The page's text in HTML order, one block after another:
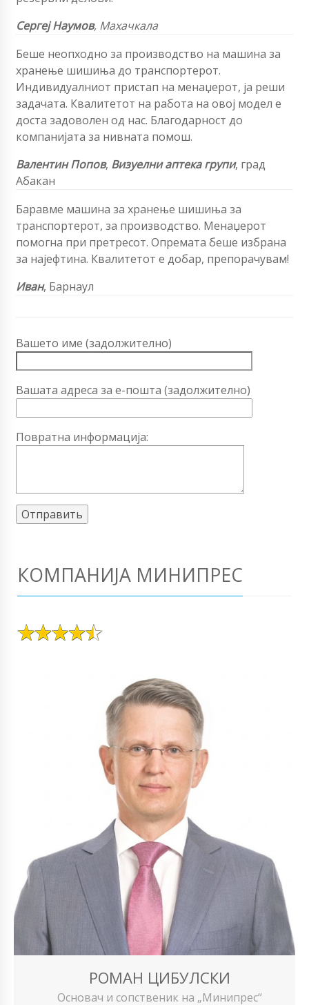
Сергеј Наумов, Махачкала
Беше неопходно за производство на машина за
хранење шишиња до транспортерот.
Индивидуалниот пристап на менаџерот, ја реши
задачата. Квалитетот на работа на овој модел е
доста задоволен од нас. Благодарност до
компанијата за нивната помош.
Валентин Попов, Визуелни аптека групи, град
Абакан
Баравме машина за хранење шишиња за
транспортерот, за производство. Менаџерот
помогна при претресот. Опремата беше избрана
за најефтина. Квалитетот е добар, препорачувам!
Иван, Барнаул
Вашето име (задолжително)
Вашата адреса за е-пошта (задолжително)
Повратна информација:
КОМПАНИЈА МИНИПРЕС
РОМАН ЦИБУЛСКИ
Основач и сопственик на „Минипрес“